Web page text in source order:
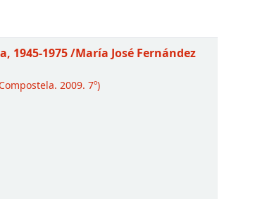
1945-1975/María José Fernández
2009. 7º)